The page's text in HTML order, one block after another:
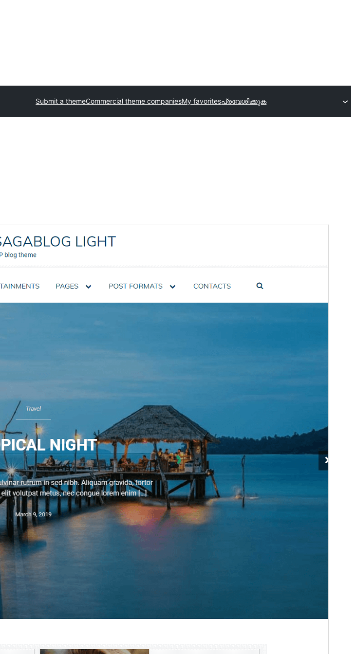
Submit a themeCommercial theme companiesMy favoritesപ്രവേശിക്കുക
PHP പതിപ്പ്